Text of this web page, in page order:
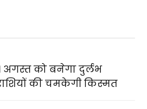
अगस्त को बनेगा दुर्लभ
की चमकेगी किस्मत